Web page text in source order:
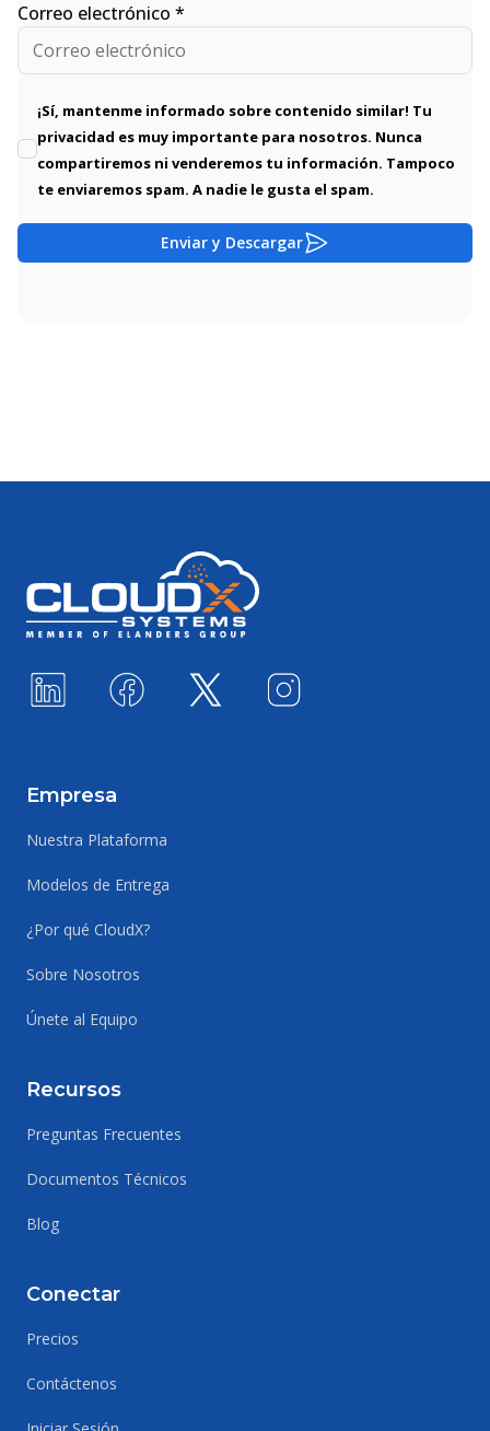
Correo electrónico *
¡Sí, mantenme informado sobre contenido similar! Tu
privacidad es muy importante para nosotros. Nunca
compartiremos ni venderemos tu información. Tampoco
te enviaremos spam. A nadie le gusta el spam.
Enviar y Descargar
Empresa
Nuestra Plataforma
Modelos de Entrega
¿Por qué CloudX?
Sobre Nosotros
Únete al Equipo
Recursos
Preguntas Frecuentes
Documentos Técnicos
Blog
Conectar
Precios
Contáctenos